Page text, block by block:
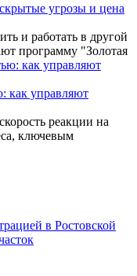
угрозы и цена
и работать в другой
программу "Золотая
как управляют
реакции на
ключевым
в Ростовской